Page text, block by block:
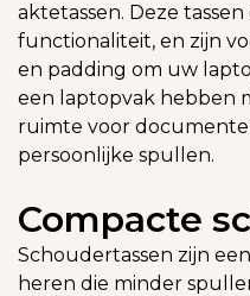
aktetassen. Deze
functionaliteit, en zijn
en padding om uw
een laptopvak hebben
ruimte voor
persoonlijke spullen.
Compacte
Schoudertassen zijn
heren die minder